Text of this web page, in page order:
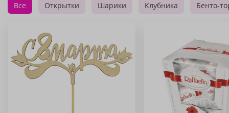
Все Открытки Шарики Клубника Бенто-